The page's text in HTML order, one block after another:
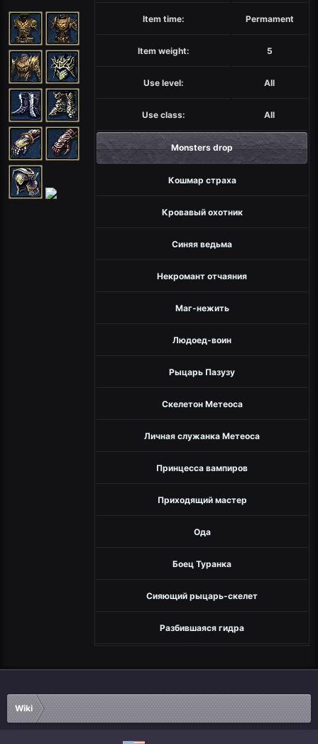
Item time: Permament
Item weight: 5
Use level: All
Use class: All
Monsters drop
Кошмар страха
Кровавый охотник
Синяя ведьма
Некромант отчаяния
Маг-нежить
Людоед-воин
Рыцарь Пазузу
Скелетон Метеоса
Личная служанка Метеоса
Принцесса вампиров
Приходящий мастер
Ода
Боец Туранка
Сияющий рыцарь-скелет
Разбившаяся гидра
Wiki